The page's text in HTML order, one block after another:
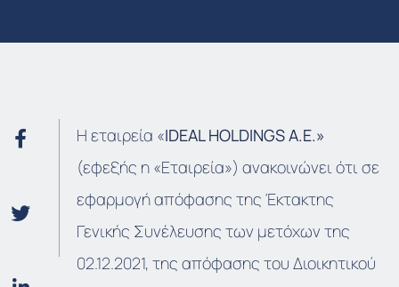
Η εταιρεία «IDEAL HOLDINGS A.E.»
(εφεξής η «Εταιρεία») ανακοινώνει ότι σε
εφαρμογή απόφασης της Έκτακτης
Γενικής Συνέλευσης των μετόχων της
02.12.2021, της απόφασης του Διοικητικού